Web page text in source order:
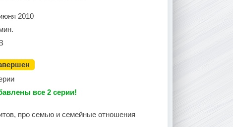
2010
все 2 серии!
про семью и семейные отношения